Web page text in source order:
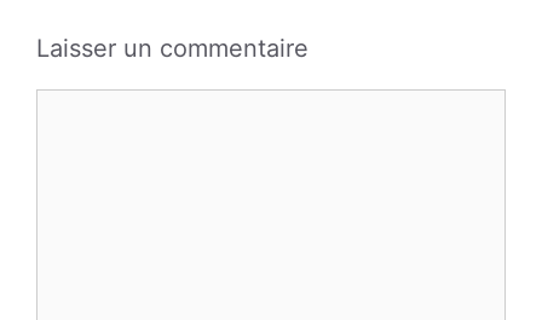
Laisser un commentaire